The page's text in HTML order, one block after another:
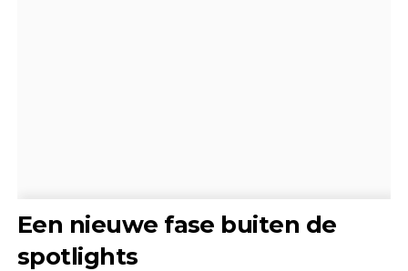
Een nieuwe fase buiten de
spotlights